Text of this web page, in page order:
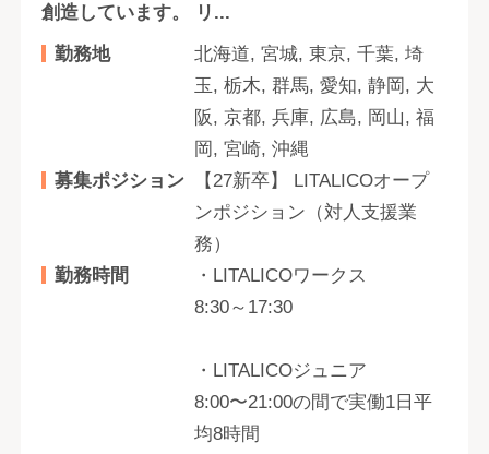
創造しています。 リ...
勤務地
北海道, 宮城, 東京, 千葉, 埼
玉, 栃木, 群馬, 愛知, 静岡, 大
阪, 京都, 兵庫, 広島, 岡山, 福
岡, 宮崎, 沖縄
募集ポジション
【27新卒】 LITALICOオープ
ンポジション（対人支援業
務）
勤務時間
・LITALICOワークス
8:30～17:30
・LITALICOジュニア
8:00〜21:00の間で実働1日平
均8時間